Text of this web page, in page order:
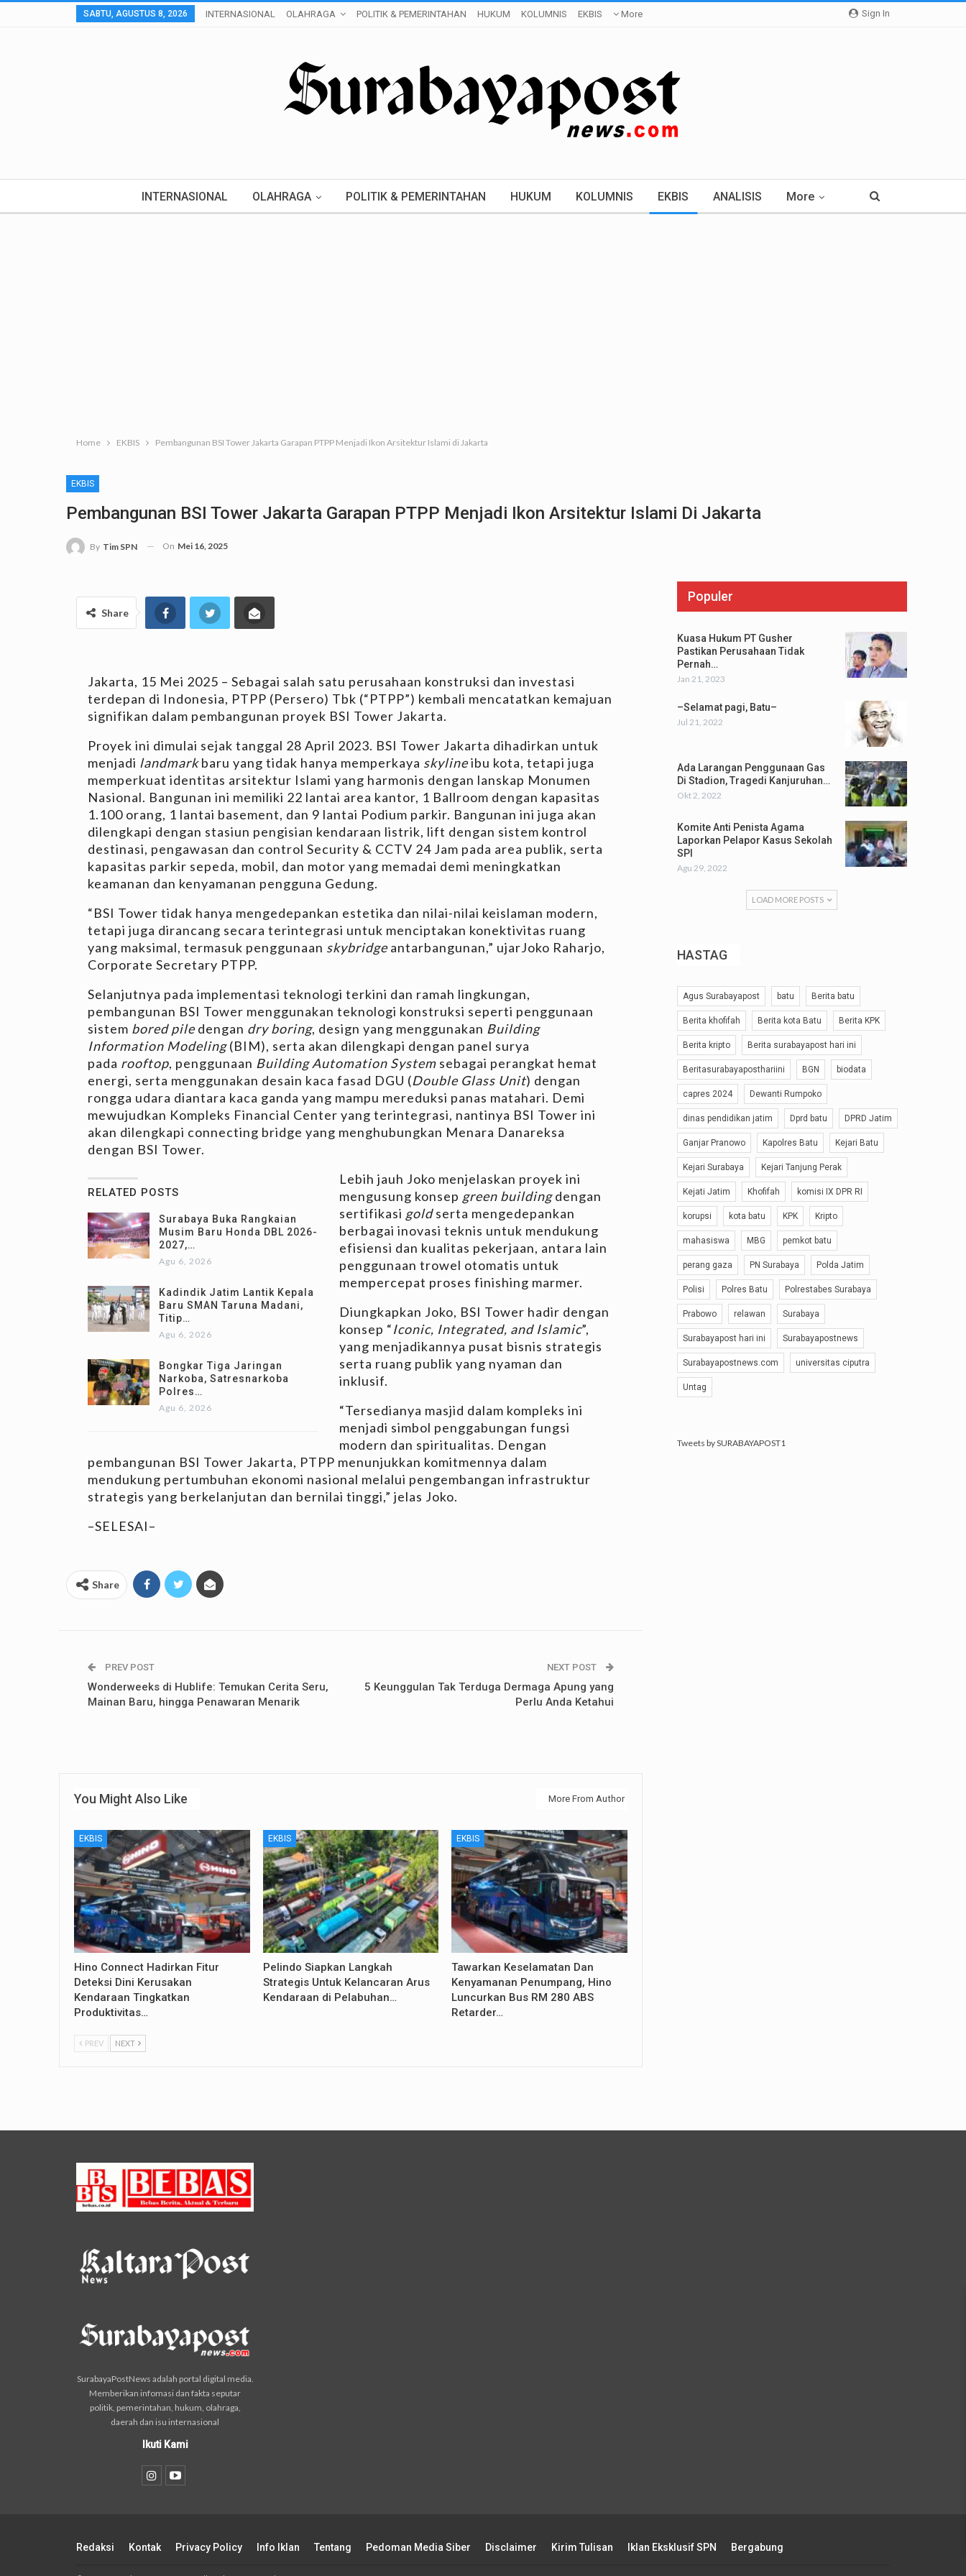
Sign In
SABTU, AGUSTUS 8, 2026 INTERNASIONAL OLAHRAGA POLITIK & PEMERINTAHAN HUKUM KOLUMNIS EKBIS More
INTERNASIONAL OLAHRAGA POLITIK & PEMERINTAHAN HUKUM KOLUMNIS EKBIS ANALISIS More
Home EKBIS Pembangunan BSI Tower Jakarta Garapan PTPP Menjadi Ikon Arsitektur Islami di Jakarta
EKBIS
Pembangunan BSI Tower Jakarta Garapan PTPP Menjadi Ikon Arsitektur Islami Di Jakarta
By Tim SPN On Mei 16, 2025
Share
Jakarta, 15 Mei 2025 – Sebagai salah satu perusahaan konstruksi dan investasi
terdepan di Indonesia, PTPP (Persero) Tbk (“PTPP”) kembali mencatatkan kemajuan
signifikan dalam pembangunan proyek BSI Tower Jakarta.
Proyek ini dimulai sejak tanggal 28 April 2023. BSI Tower Jakarta dihadirkan untuk
menjadi landmarkbaru yang tidak hanya memperkaya skylineibu kota, tetapi juga
memperkuat identitas arsitektur Islami yang harmonis dengan lanskap Monumen
Nasional. Bangunan ini memiliki 22 lantai area kantor, 1 Ballroom dengan kapasitas
1.100 orang, 1 lantai basement, dan 9 lantai Podium parkir. Bangunan ini juga akan
dilengkapi dengan stasiun pengisian kendaraan listrik, lift dengan sistem kontrol
destinasi, pengawasan dan control Security & CCTV 24 Jam pada area publik, serta
kapasitas parkir sepeda, mobil, dan motor yang memadai demi meningkatkan
keamanan dan kenyamanan pengguna Gedung.
“BSI Tower tidak hanya mengedepankan estetika dan nilai-nilai keislaman modern,
tetapi juga dirancang secara terintegrasi untuk menciptakan konektivitas ruang
yang maksimal, termasuk penggunaan skybridgeantarbangunan,” ujarJoko Raharjo,
Corporate Secretary PTPP.
Selanjutnya pada implementasi teknologi terkini dan ramah lingkungan,
pembangunan BSI Tower menggunakan teknologi konstruksi seperti penggunaan
sistem bored piledengan dry boring, design yang menggunakan Building
Information Modeling(BIM), serta akan dilengkapi dengan panel surya
pada rooftop, penggunaan Building Automation System sebagai perangkat hemat
energi, serta menggunakan desain kaca fasad DGU (Double Glass Unit) dengan
rongga udara diantara kaca ganda yang mampu mereduksi panas matahari. Demi
mewujudkan Kompleks Financial Center yang terintegrasi, nantinya BSI Tower ini
akan dilengkapi connecting bridge yang menghubungkan Menara Danareksa
dengan BSI Tower.
RELATED POSTS
Surabaya Buka Rangkaian
Musim Baru Honda DBL 2026-
2027,…
Agu 6, 2026
Kadindik Jatim Lantik Kepala
Baru SMAN Taruna Madani,
Titip…
Agu 6, 2026
Bongkar Tiga Jaringan
Narkoba, Satresnarkoba
Polres…
Agu 6, 2026
Lebih jauh Joko menjelaskan proyek ini
mengusung konsep green buildingdengan
sertifikasi goldserta mengedepankan
berbagai inovasi teknis untuk mendukung
efisiensi dan kualitas pekerjaan, antara lain
penggunaan trowel otomatis untuk
mempercepat proses finishing marmer.
Diungkapkan Joko, BSI Tower hadir dengan
konsep “Iconic, Integrated, and Islamic”,
yang menjadikannya pusat bisnis strategis
serta ruang publik yang nyaman dan
inklusif.
“Tersedianya masjid dalam kompleks ini
menjadi simbol penggabungan fungsi
modern dan spiritualitas. Dengan
pembangunan BSI Tower Jakarta, PTPP menunjukkan komitmennya dalam
mendukung pertumbuhan ekonomi nasional melalui pengembangan infrastruktur
strategis yang berkelanjutan dan bernilai tinggi,” jelas Joko.
–SELESAI–
Share
PREV POST
Wonderweeks di Hublife: Temukan Cerita Seru,
Mainan Baru, hingga Penawaran Menarik
NEXT POST
5 Keunggulan Tak Terduga Dermaga Apung yang
Perlu Anda Ketahui
You Might Also Like More From Author
EKBIS
Hino Connect Hadirkan Fitur
Deteksi Dini Kerusakan
Kendaraan Tingkatkan
Produktivitas…
EKBIS
Pelindo Siapkan Langkah
Strategis Untuk Kelancaran Arus
Kendaraan di Pelabuhan…
EKBIS
Tawarkan Keselamatan Dan
Kenyamanan Penumpang, Hino
Luncurkan Bus RM 280 ABS
Retarder…
PREV NEXT
Populer
Kuasa Hukum PT Gusher
Pastikan Perusahaan Tidak
Pernah…
Jan 21, 2023
–Selamat pagi, Batu–
Jul 21, 2022
Ada Larangan Penggunaan Gas
Di Stadion, Tragedi Kanjuruhan…
Okt 2, 2022
Komite Anti Penista Agama
Laporkan Pelapor Kasus Sekolah
SPI
Agu 29, 2022
LOAD MORE POSTS
HASTAG
Agus Surabayapost batu Berita batu
Berita khofifah Berita kota Batu Berita KPK
Berita kripto Berita surabayapost hari ini
Beritasurabayaposthariini BGN biodata
capres 2024 Dewanti Rumpoko
dinas pendidikan jatim Dprd batu DPRD Jatim
Ganjar Pranowo Kapolres Batu Kejari Batu
Kejari Surabaya Kejari Tanjung Perak
Kejati Jatim Khofifah komisi IX DPR RI
korupsi kota batu KPK Kripto
mahasiswa MBG pemkot batu
perang gaza PN Surabaya Polda Jatim
Polisi Polres Batu Polrestabes Surabaya
Prabowo relawan Surabaya
Surabayapost hari ini Surabayapostnews
Surabayapostnews.com universitas ciputra
Untag
Tweets by SURABAYAPOST1
SurabayaPostNews adalah portal digital media.
Memberikan infomasi dan fakta seputar
politik, pemerintahan, hukum, olahraga,
daerah dan isu internasional
Ikuti Kami
Redaksi Kontak Privacy Policy Info Iklan Tentang Pedoman Media Siber Disclaimer Kirim Tulisan Iklan Eksklusif SPN Bergabung